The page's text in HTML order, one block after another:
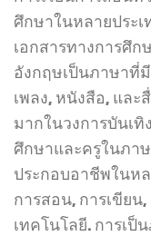
ศึกษาในหลายประ
เอกสารทางการศึ
อังกฤษเป็นภาษาที่
เพลง, หนังสือ, แล
มากในวงการบันเทิ
ศึกษาและครูในภา
ประกอบอาชีพในห
การสอน, การเขีย
เทคโนโลยี. การเ